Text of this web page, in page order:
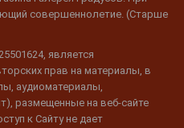
совершеннолетие. (Старше
является
прав на материалы, в
аудиоматериалы,
размещенные на веб-сайте
к Сайту не дает